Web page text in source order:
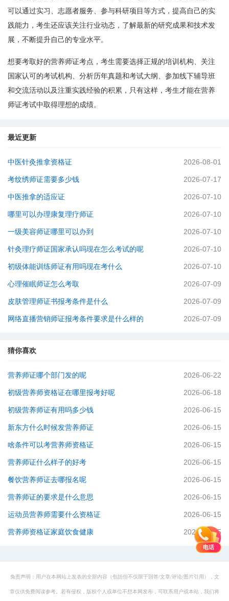
可以通过实习、志愿者服务、参与科研项目等方式，提高自己的实
践能力，考生还应该关注行业动态，了解最新的研究成果和技术发
展，不断提升自己的专业水平。
想要考取好的营养师证考点，考生需要选择正规的培训机构、关注
国家认可的考试机构、分析历年真题和考试大纲、参加线下辅导班
和交流活动以及注重实践经验的积累，只有这样，考生才能在营养
师证考试中取得理想的成绩。
最近更新
中医针灸推拿资格证 2026-08-01
考纹绣师证需要多少钱 2026-07-17
中医推拿的适应证 2026-07-10
哪里可以办理康复理疗师证 2026-07-10
一级美容师证哪里可以办到 2026-07-10
针灸理疗师证国家承认吗现在怎么考试的呢 2026-07-10
初级体能训练师证有用吗现在考什么 2026-07-10
心理催眠师证怎么考取 2026-07-09
皮肤管理师证书报考条件是什么 2026-07-09
网络直播营销师证报考条件要求是什么样的 2026-07-09
猜你喜欢
营养师证哪个部门发的呢 2026-06-22
初级营养师资格证在哪里报考好呢 2026-06-18
初级营养师证有用吗多少钱 2026-06-15
新东方什么时候发营养师证 2026-06-15
啥条件可以考营养师资格证 2026-06-15
营养师证什么样子的好考 2026-06-15
餐饮营养师证去哪报名呢 2026-06-15
营养师证的要求是什么意思 2026-06-15
运动员营养师需要什么资格证 2026-06-15
营养师资格证家庭饮食健康 2026-06-15
免责声明：用户在本网站上发表的全部内容（包括但不仅限于回答/文章/评论/图片引用），文
章仅供免费阅读参考。若有侵权，版权个人或单位不想本网发布，可联系用户或本站，我们将
电话